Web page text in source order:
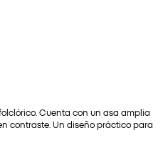
Cuenta con un asa amplia
contraste. Un diseño práctico para